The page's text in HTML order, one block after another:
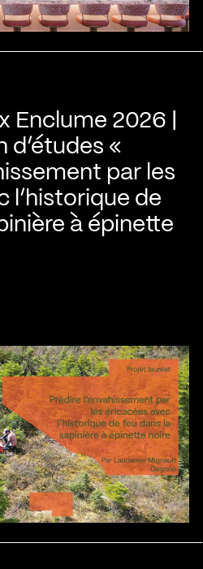
Enclume 2026 |
d’études «
par les
l’historique de
à épinette